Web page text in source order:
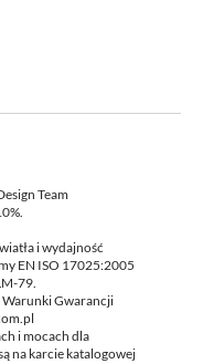
Team
i wydajność
EN ISO 17025:2005
79.
Gwarancji
i mocach dla
na karcie katalogowej